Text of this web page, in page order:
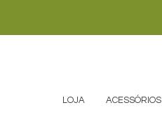
LOJA ACESSÓRIOS